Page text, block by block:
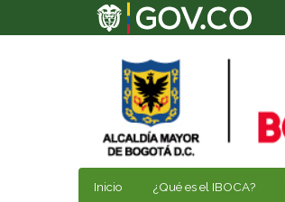
Inicio ¿Qué es el IBOCA?